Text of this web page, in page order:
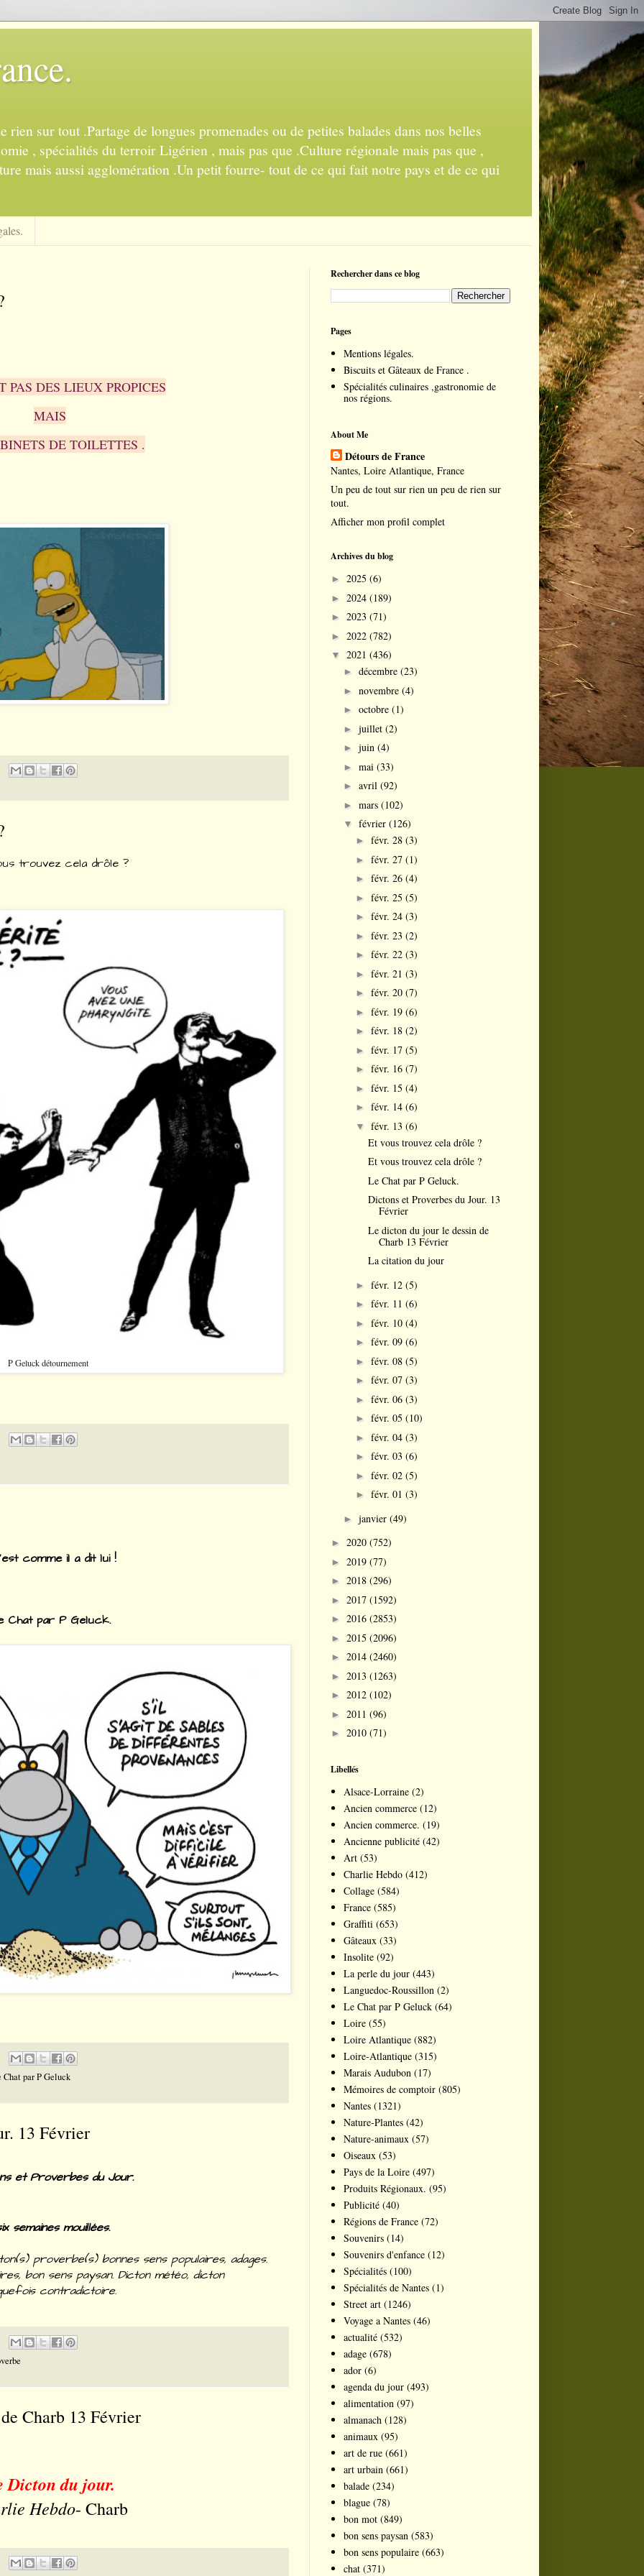
rien sur tout .Partage de longues promenades ou de petites balades dans nos belles
, spécialités du terroir Ligérien , mais pas que .Culture régionale mais pas que ,
mais aussi agglomération .Un petit fourre- tout de ce qui fait notre pays et de ce qui
PAS DES LIEUX PROPICES
MAIS
DE TOILETTES .
trouvez cela drôle ?
P Geluck détournement
comme il a dit lui !
Chat par P Geluck.
Chat par P Geluck
13 Février
et Proverbes du Jour.
semaines mouillées.
proverbe(s) bonnes sens populaires, adages.
bon sens paysan. Dicton météo, dicton
contradictoire.
Charb 13 Février
Dicton du jour.
Hebdo- Charb
Rechercher dans ce blog
Pages
Mentions légales.
Biscuits et Gâteaux de France .
Spécialités culinaires ,gastronomie de
nos régions.
About Me
Détours de France
Nantes, Loire Atlantique, France
Un peu de tout sur rien un peu de rien sur
tout.
Afficher mon profil complet
Archives du blog
► 2025 (6)
► 2024 (189)
► 2023 (71)
► 2022 (782)
▼ 2021 (436)
► décembre (23)
► novembre (4)
► octobre (1)
► juillet (2)
► juin (4)
► mai (33)
► avril (92)
► mars (102)
▼ février (126)
► févr. 28 (3)
► févr. 27 (1)
► févr. 26 (4)
► févr. 25 (5)
► févr. 24 (3)
► févr. 23 (2)
► févr. 22 (3)
► févr. 21 (3)
► févr. 20 (7)
► févr. 19 (6)
► févr. 18 (2)
► févr. 17 (5)
► févr. 16 (7)
► févr. 15 (4)
► févr. 14 (6)
▼ févr. 13 (6)
Et vous trouvez cela drôle ?
Et vous trouvez cela drôle ?
Le Chat par P Geluck.
Dictons et Proverbes du Jour. 13
Février
Le dicton du jour le dessin de
Charb 13 Février
La citation du jour
► févr. 12 (5)
► févr. 11 (6)
► févr. 10 (4)
► févr. 09 (6)
► févr. 08 (5)
► févr. 07 (3)
► févr. 06 (3)
► févr. 05 (10)
► févr. 04 (3)
► févr. 03 (6)
► févr. 02 (5)
► févr. 01 (3)
► janvier (49)
► 2020 (752)
► 2019 (77)
► 2018 (296)
► 2017 (1592)
► 2016 (2853)
► 2015 (2096)
► 2014 (2460)
► 2013 (1263)
► 2012 (102)
► 2011 (96)
► 2010 (71)
Libellés
Alsace-Lorraine (2)
Ancien commerce (12)
Ancien commerce. (19)
Ancienne publicité (42)
Art (53)
Charlie Hebdo (412)
Collage (584)
France (585)
Graffiti (653)
Gâteaux (33)
Insolite (92)
La perle du jour (443)
Languedoc-Roussillon (2)
Le Chat par P Geluck (64)
Loire (55)
Loire Atlantique (882)
Loire-Atlantique (315)
Marais Audubon (17)
Mémoires de comptoir (805)
Nantes (1321)
Nature-Plantes (42)
Nature-animaux (57)
Oiseaux (53)
Pays de la Loire (497)
Produits Régionaux. (95)
Publicité (40)
Régions de France (72)
Souvenirs (14)
Souvenirs d'enfance (12)
Spécialités (100)
Spécialités de Nantes (1)
Street art (1246)
Voyage a Nantes (46)
actualité (532)
adage (678)
ador (6)
agenda du jour (493)
alimentation (97)
almanach (128)
animaux (95)
art de rue (661)
art urbain (661)
balade (234)
blague (78)
bon mot (849)
bon sens paysan (583)
bon sens populaire (663)
chat (371)